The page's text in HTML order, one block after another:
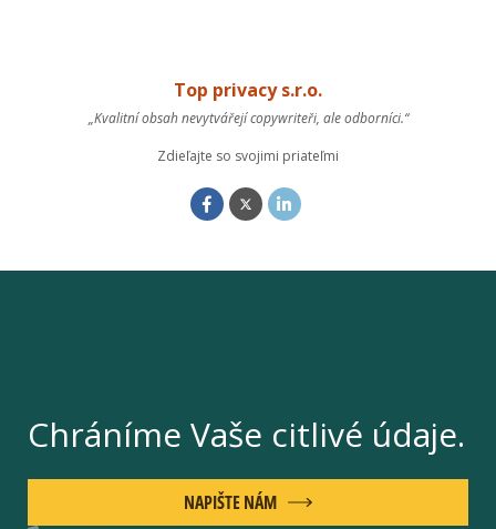
Top privacy s.r.o.
„Kvalitní obsah nevytvářejí copywriteři, ale odborníci.“
Zdieľajte so svojimi priateľmi
Chráníme Vaše citlivé údaje.
NAPIŠTE NÁM